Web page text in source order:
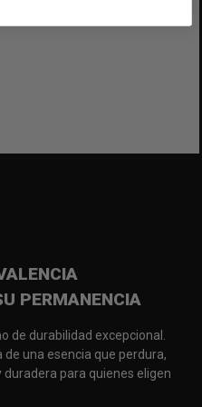
PERMANENCIA
de durabilidad excepcional.
una esencia que perdura,
para quienes eligen